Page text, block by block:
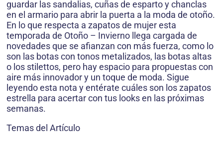
guardar las sandalias, cuñas de esparto y chanclas
en el armario para abrir la puerta a la moda de otoño.
En lo que respecta a zapatos de mujer esta
temporada de Otoño – Invierno llega cargada de
novedades que se afianzan con más fuerza, como lo
son las botas con tonos metalizados, las botas altas
o los stilettos, pero hay espacio para propuestas con
aire más innovador y un toque de moda. Sigue
leyendo esta nota y entérate cuáles son los zapatos
estrella para acertar con tus looks en las próximas
semanas.
Temas del Artículo